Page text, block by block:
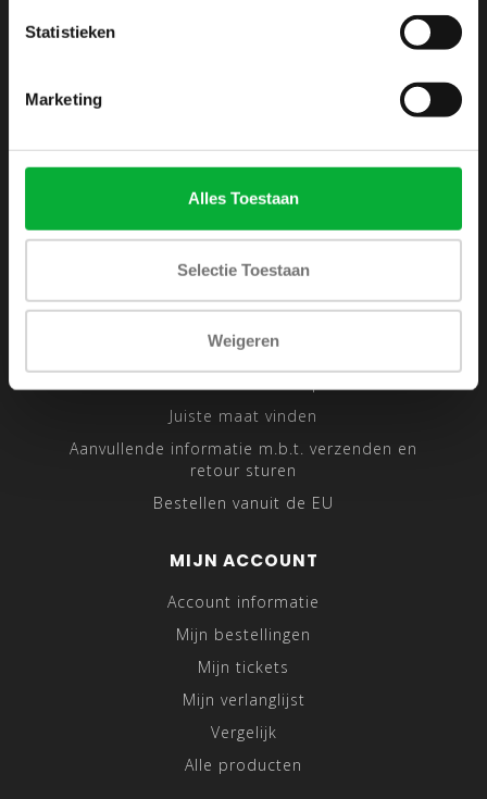
Statistieken
Marketing
Alles Toestaan
Selectie Toestaan
Weigeren
Disclaimer
Privacy Policy
Sitemap
Traveling Tailor
Juiste maat vinden
Aanvullende informatie m.b.t. verzenden en
retour sturen
Bestellen vanuit de EU
MIJN ACCOUNT
Account informatie
Mijn bestellingen
Mijn tickets
Mijn verlanglijst
Vergelijk
Alle producten